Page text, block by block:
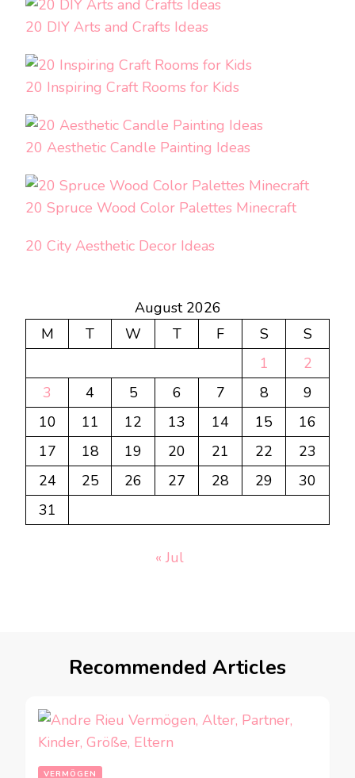
20 DIY Arts and Crafts Ideas
20 Inspiring Craft Rooms for Kids
20 Aesthetic Candle Painting Ideas
20 Spruce Wood Color Palettes Minecraft
20 City Aesthetic Decor Ideas
August 2026
M
T W T F S
S
1
2
3
4 5 6 7 8
9
10
11 12 13 14 15
16
17
18 19 20 21 22
23
24
25 26 27 28 29
30
31
« Jul
Recommended Articles
VERMÖGEN